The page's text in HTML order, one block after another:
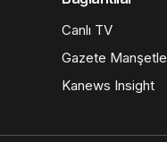
Canlı TV
Gazete
Kanews Insight